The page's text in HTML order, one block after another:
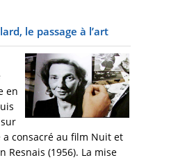
le passage à l’art
en
a consacré au film Nuit et
Resnais (1956). La mise